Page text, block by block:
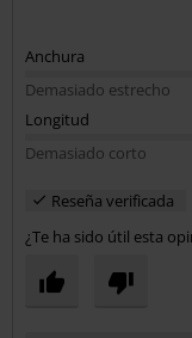
Anchura
Demasiado estrecho
Longitud
Demasiado corto
Reseña verificada
¿Te ha sido útil esta